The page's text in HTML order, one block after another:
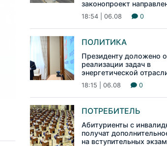
законопроект
18:54 | 06.08 0
ПОЛИТИКА
Президенту доложено
реализации задач в
энергетической
18:15 | 06.08 0
ПОТРЕБИТЕЛЬ
Абитуриенты с
получат
на вступительных